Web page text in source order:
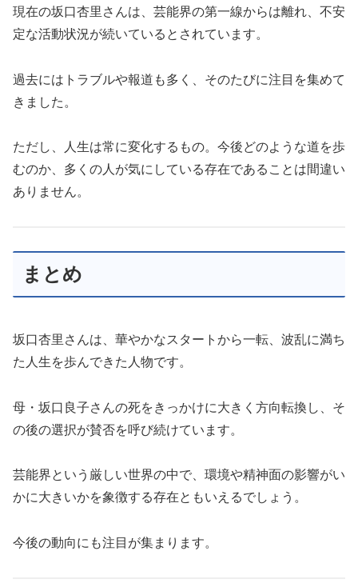
現在の坂口杏里さんは、芸能界の第一線からは離れ、不安
定な活動状況が続いているとされています。
過去にはトラブルや報道も多く、そのたびに注目を集めて
きました。
ただし、人生は常に変化するもの。今後どのような道を歩
むのか、多くの人が気にしている存在であることは間違い
ありません。
まとめ
坂口杏里さんは、華やかなスタートから一転、波乱に満ち
た人生を歩んできた人物です。
母・坂口良子さんの死をきっかけに大きく方向転換し、そ
の後の選択が賛否を呼び続けています。
芸能界という厳しい世界の中で、環境や精神面の影響がい
かに大きいかを象徴する存在ともいえるでしょう。
今後の動向にも注目が集まります。